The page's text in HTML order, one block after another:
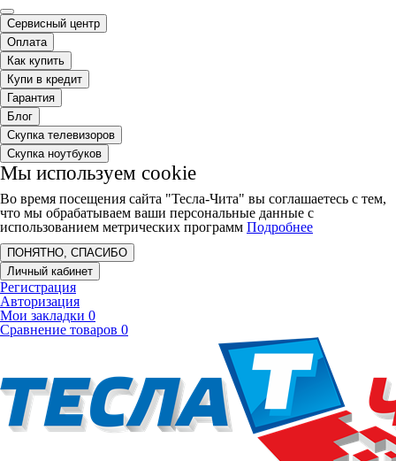
Сервисный центр
Оплата
Как купить
Купи в кредит
Гарантия
Блог
Скупка телевизоров
Скупка ноутбуков
Мы используем cookie
Во время посещения сайта "Тесла-Чита" вы соглашаетесь с тем,
что мы обрабатываем ваши персональные данные с
использованием метрических программ Подробнее
ПОНЯТНО, СПАСИБО
Личный кабинет
Регистрация
Авторизация
Мои закладки 0
Сравнение товаров 0